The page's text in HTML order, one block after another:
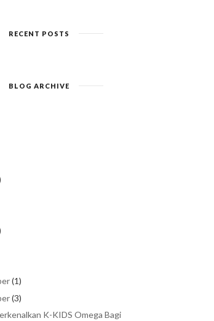
RECENT POSTS
BLOG ARCHIVE
(1)
(3)
K-KIDS Omega Bagi